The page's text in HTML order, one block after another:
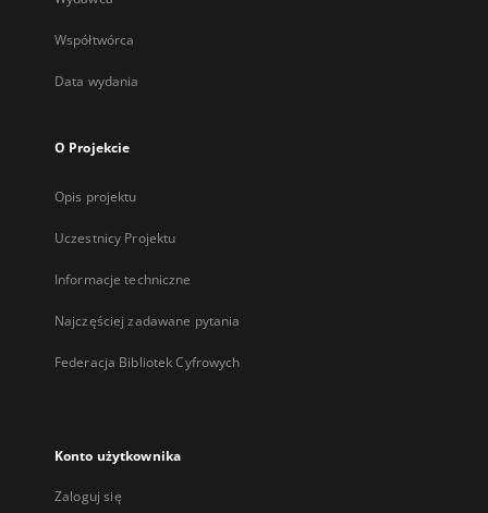
Współtwórca
Data wydania
O Projekcie
Opis projektu
Uczestnicy Projektu
Informacje techniczne
Najczęściej zadawane pytania
Federacja Bibliotek Cyfrowych
Konto użytkownika
Zaloguj się